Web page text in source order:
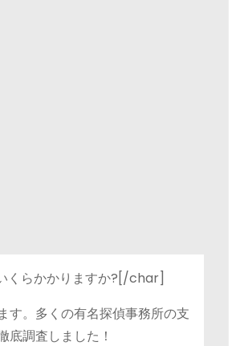
くらかかりますか?[/char]
す。多くの有名探偵事務所の支
調査しました！